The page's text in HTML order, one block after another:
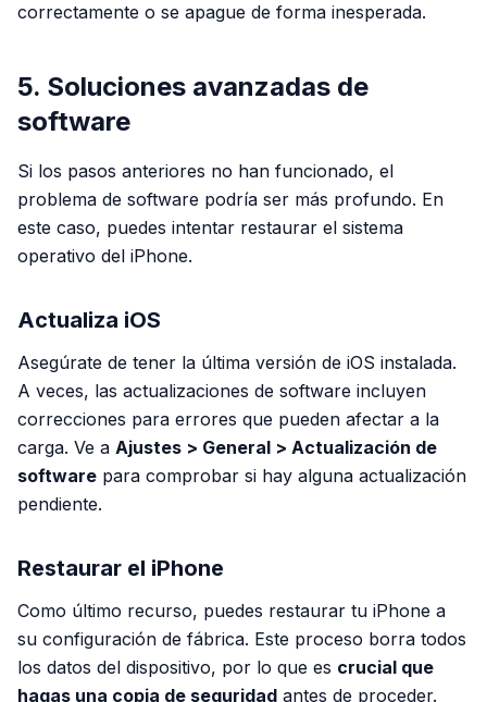
correctamente o se apague de forma inesperada.
5. Soluciones avanzadas de
software
Si los pasos anteriores no han funcionado, el
problema de software podría ser más profundo. En
este caso, puedes intentar restaurar el sistema
operativo del iPhone.
Actualiza iOS
Asegúrate de tener la última versión de iOS instalada.
A veces, las actualizaciones de software incluyen
correcciones para errores que pueden afectar a la
carga. Ve a Ajustes > General > Actualización de
software para comprobar si hay alguna actualización
pendiente.
Restaurar el iPhone
Como último recurso, puedes restaurar tu iPhone a
su configuración de fábrica. Este proceso borra todos
los datos del dispositivo, por lo que es crucial que
hagas una copia de seguridad antes de proceder.